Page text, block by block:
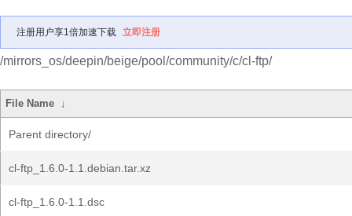
注册用户享1倍加速下载 立即注册
/mirrors_os/deepin/beige/pool/community/c/cl-ftp/
File Name ↓
Parent directory/
cl-ftp_1.6.0-1.1.debian.tar.xz
cl-ftp_1.6.0-1.1.dsc